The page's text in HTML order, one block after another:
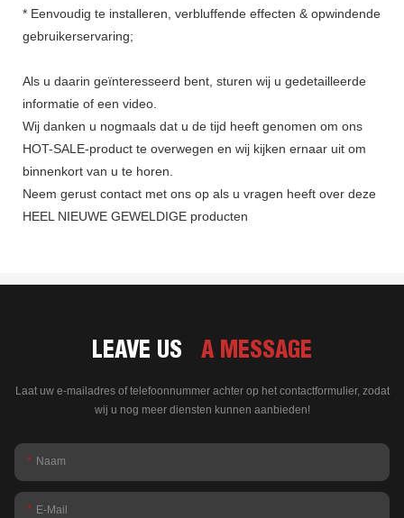
* Eenvoudig te installeren, verbluffende effecten & opwindende
gebruikerservaring;
Als u daarin geïnteresseerd bent, sturen wij u gedetailleerde
informatie of een video.
Wij danken u nogmaals dat u de tijd heeft genomen om ons
HOT-SALE-product te overwegen en wij kijken ernaar uit om
binnenkort van u te horen.
Neem gerust contact met ons op als u vragen heeft over deze
HEEL NIEUWE GEWELDIGE producten
LEAVE US A MESSAGE
Laat uw e-mailadres of telefoonnummer achter op het contactformulier, zodat
wij u nog meer diensten kunnen aanbieden!
Naam
E-Mail